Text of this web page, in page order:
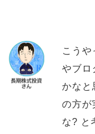
こうや
やブロ
かなと
の方が
な? と